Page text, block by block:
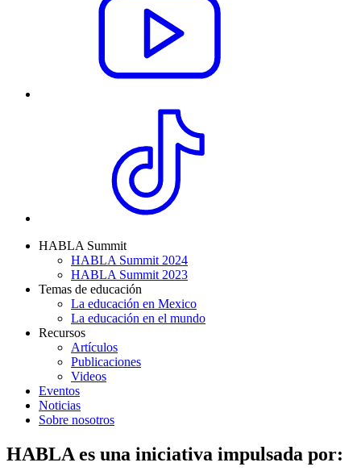
HABLA Summit
HABLA Summit 2024
HABLA Summit 2023
Temas de educación
La educación en Mexico
La educación en el mundo
Recursos
Artículos
Publicaciones
Videos
Eventos
Noticias
Sobre nosotros
HABLA es una iniciativa impulsada por: